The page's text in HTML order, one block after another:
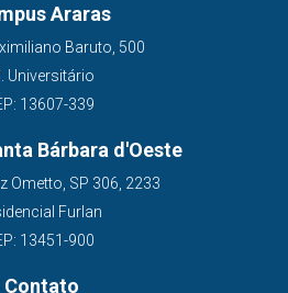
Araras
Baruto, 500
Universitário
13607-339
Bárbara d'Oeste
Ometto, SP 306, 2233
Furlan
13451-900
Contato